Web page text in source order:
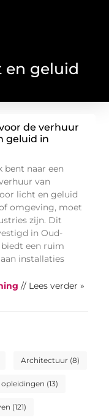
en geluid
Architectuur (8)
opleidingen (13)
(121)
de verhuur
geluid in
bent naar een
van
licht en geluid
omgeving, moet
zijn. Dit
in Oud-
een ruim
installaties
// Lees verder »